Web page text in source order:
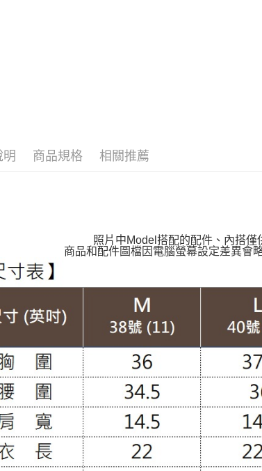
明 商品規格 相關推薦
照片中Model搭配的配件、內搭
商品和配件圖檔因電腦螢幕設定差異會